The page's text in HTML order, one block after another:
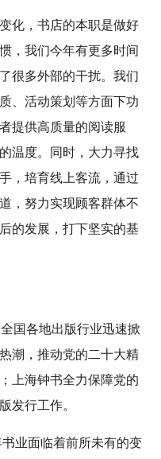
化，书店的本职是做好
，我们今年有更多时间
很多外部的干扰。我们
、活动策划等方面下功
提供高质量的阅读服
温度。同时，大力寻找
，培育线上客流，通过
，努力实现顾客群体不
的发展，打下坚实的基
国各地出版行业迅速掀
潮，推动党的二十大精
上海钟书全力保障党的
发行工作。
业面临着前所未有的变